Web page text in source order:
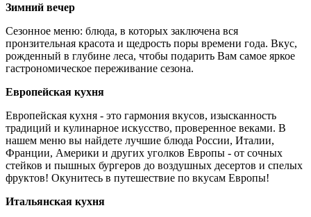
Зимний вечер
Сезонное меню: блюда, в которых заключена вся
пронзительная красота и щедрость поры времени года. Вкус,
рожденный в глубине леса, чтобы подарить Вам самое яркое
гастрономическое переживание сезона.
Европейская кухня
Европейская кухня - это гармония вкусов, изысканность
традиций и кулинарное искусство, проверенное веками. В
нашем меню вы найдете лучшие блюда России, Италии,
Франции, Америки и других уголков Европы - от сочных
стейков и пышных бургеров до воздушных десертов и спелых
фруктов! Окунитесь в путешествие по вкусам Европы!
Итальянская кухня